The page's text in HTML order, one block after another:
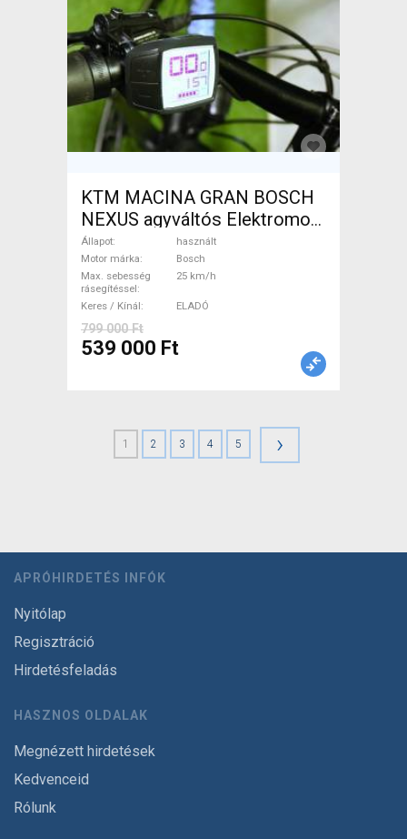
KTM MACINA GRAN BOSCH
NEXUS agyváltós Elektromos
Trekking/cross 25 km/h
Bosch használt ELADÓ
Állapot
használt
Motor márka
Bosch
Max. sebesség
rásegítéssel
25 km/h
Keres / Kínál ELADÓ
799 000 Ft
539 000 Ft
1 2 3 4 5 ›
APRÓHIRDETÉS INFÓK
Nyitólap
Regisztráció
Hirdetésfeladás
HASZNOS OLDALAK
Megnézett hirdetések
Kedvenceid
Rólunk